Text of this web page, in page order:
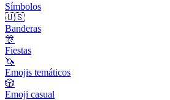
Símbolos
🇺🇸
Banderas
🎊
Fiestas
🦄
Emojis temáticos
🎲
Emoji casual